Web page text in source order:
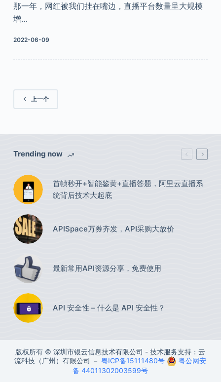
那一年，网红被我们挂在嘴边，直播平台数量呈大规模
增…
2022-06-09
上一个
Trending now
首帧秒开+智能鉴黄+直播答题，阿里云直播系
统背后技术大起底
APISpace万券齐发，API采购大放价
最新常用API资源分享，免费使用​
API 安全性 – 什么是 API 安全性？
版权所有 © 深圳市银云信息技术有限公司 - 技术服务支持：云
流科技（广州）有限公司 －粤ICP备15111480号
粤公网安
备 44011302003599号